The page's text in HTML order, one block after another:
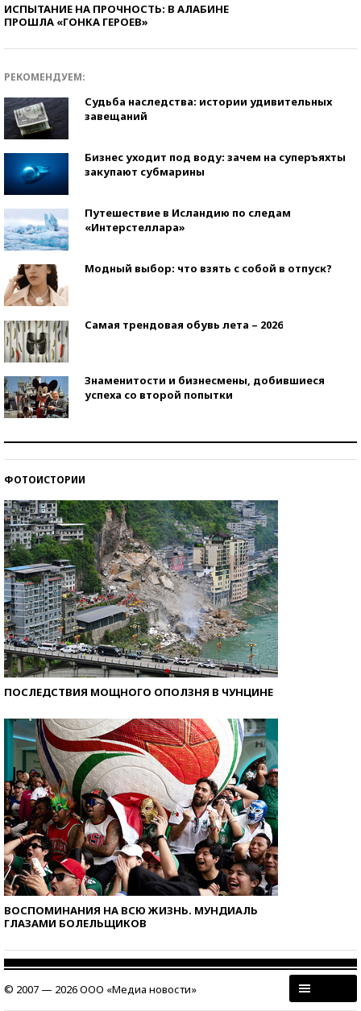
ИСПЫТАНИЕ НА ПРОЧНОСТЬ: В АЛАБИНЕ
ПРОШЛА «ГОНКА ГЕРОЕВ»
РЕКОМЕНДУЕМ:
Судьба наследства: истории удивительных
завещаний
Бизнес уходит под воду: зачем на суперъяхты
закупают субмарины
Путешествие в Исландию по следам
«Интерстеллара»
Модный выбор: что взять с собой в отпуск?
Самая трендовая обувь лета – 2026
Знаменитости и бизнесмены, добившиеся
успеха со второй попытки
ФОТОИСТОРИИ
ПОСЛЕДСТВИЯ МОЩНОГО ОПОЛЗНЯ В ЧУНЦИНЕ
ВОСПОМИНАНИЯ НА ВСЮ ЖИЗНЬ. МУНДИАЛЬ
ГЛАЗАМИ БОЛЕЛЬЩИКОВ
© 2007 — 2026 ООО «Медиа новости»